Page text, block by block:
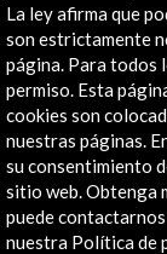
+34 91 700
José
28003
Canales de
Institucional
La ley afirma que
son estrictamente
página. Para todos
permiso. Esta
cookies son
nuestras páginas.
su consentimiento
sitio web. Obtenga
puede
nuestra Política de